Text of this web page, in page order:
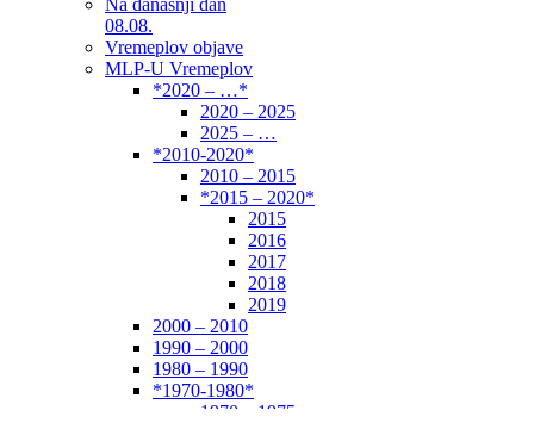
Na današnji dan
08.08.
Vremeplov objave
MLP-U Vremeplov
*2020 – …*
2020 – 2025
2025 – …
*2010-2020*
2010 – 2015
*2015 – 2020*
2015
2016
2017
2018
2019
2000 – 2010
1990 – 2000
1980 – 1990
*1970-1980*
1970 – 1975